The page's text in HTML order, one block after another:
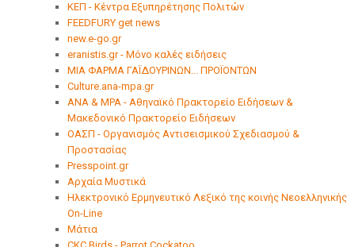
ΚΕΠ - Κέντρα Εξυπηρέτησης Πολιτών
FEEDFURY get news
new.e-go.gr
eranistis.gr - Μόνο καλές ειδήσεις
ΜΙΑ ΦΑΡΜΑ ΓΑΪΔΟΥΡΙΝΩΝ... ΠΡΟΪΟΝΤΩΝ
Culture.ana-mpa.gr
ANA & MPA - Αθηναϊκό Πρακτορείο Ειδήσεων &
Μακεδονικό Πρακτορείο Ειδήσεων
ΟΑΣΠ - Οργανισμός Αντισεισμικού Σχεδιασμού &
Προστασίας
Presspoint.gr
Αρχαία Μυστικά
Ηλεκτρονικό Ερμηνευτικό Λεξικό της κοινής Νεοελληνικής
On-Line
Μάτια